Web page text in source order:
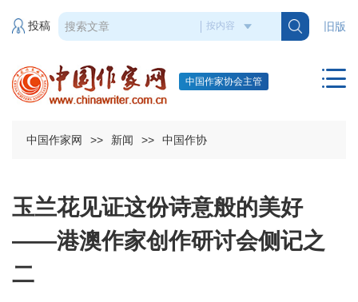
旧版
投稿
中国作家协会主管
中国作家网 >> 新闻 >> 中国作协
玉兰花见证这份诗意般的美好
——港澳作家创作研讨会侧记之
二